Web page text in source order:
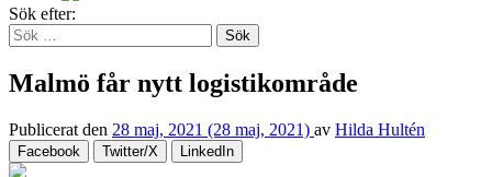
Sök efter:
Malmö får nytt logistikområde
Publicerat den 28 maj, 2021 (28 maj, 2021) av Hilda Hultén
Facebook Twitter/X LinkedIn